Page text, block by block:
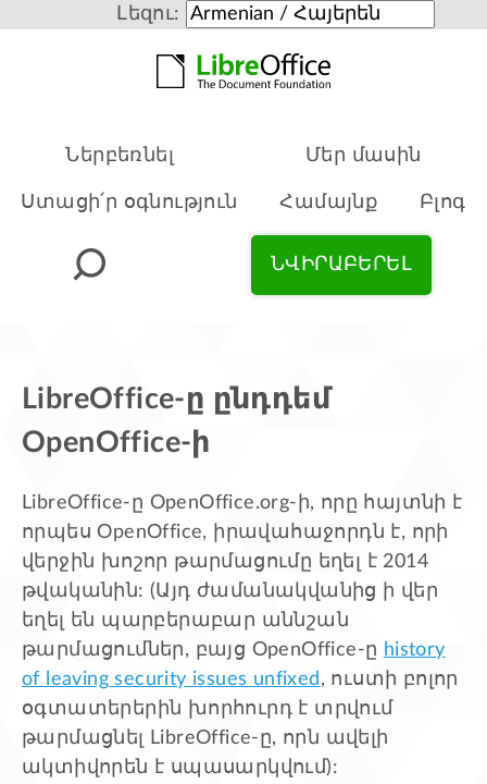
Լեզու:
Ներբեռնել Մեր մասին
Ստացի՛ր օգնություն Համայնք Բլոգ
ՆՎԻՐԱԲԵՐԵԼ
LibreOffice-ը ընդդեմ
OpenOffice-ի
LibreOffice-ը OpenOffice.org-ի, որը հայտնի է
որպես OpenOffice, իրավահաջորդն է, որի
վերջին խոշոր թարմացումը եղել է 2014
թվականին: (Այդ ժամանակվանից ի վեր
եղել են պարբերաբար աննշան
թարմացումներ, բայց OpenOffice-ը history
of leaving security issues unfixed , ուստի բոլոր
օգտատերերին խորհուրդ է տրվում
թարմացնել LibreOffice-ը, որն ավելի
ակտիվորեն է սպասարկվում):